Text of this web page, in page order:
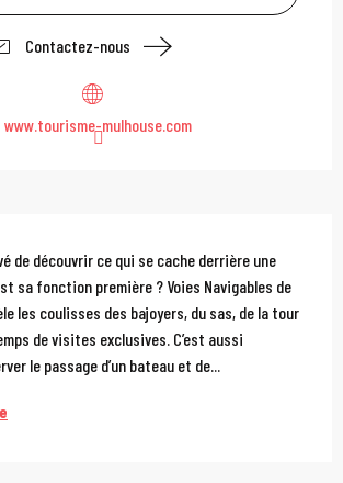
Contactez-nous
www.tourisme-mulhouse.com
de découvrir ce qui se cache derrière une
sa fonction première ? Voies Navigables de
les coulisses des bajoyers, du sas, de la tour
de visites exclusives. C’est aussi
le passage d’un bateau et de...